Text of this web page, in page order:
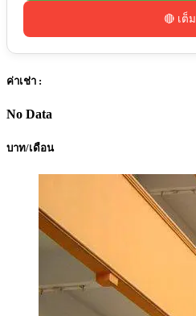
🔴 เต็ม
ค่าเช่า :
No Data
บาท/เดือน